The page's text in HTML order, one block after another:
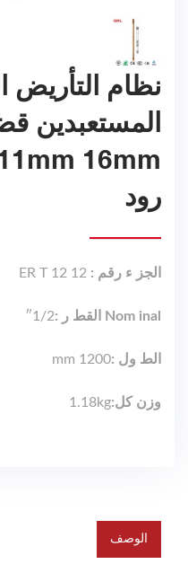
نظام التأريض
المستعبدين
رود
الجز ء رقم : ER T 12 12
Nom inal القط ر :1/2″
الط ول :1200 mm
وزن كل:
1.18kg
الوصف